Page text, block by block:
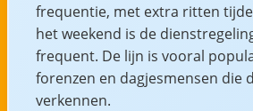
frequentie, met extra ritten
het weekend is de
frequent. De lijn is vooral
forenzen en dagjesmensen die
verkennen.